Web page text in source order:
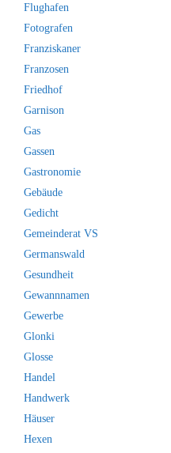
Flughafen
Fotografen
Franziskaner
Franzosen
Friedhof
Garnison
Gas
Gassen
Gastronomie
Gebäude
Gedicht
Gemeinderat VS
Germanswald
Gesundheit
Gewannnamen
Gewerbe
Glonki
Glosse
Handel
Handwerk
Häuser
Hexen